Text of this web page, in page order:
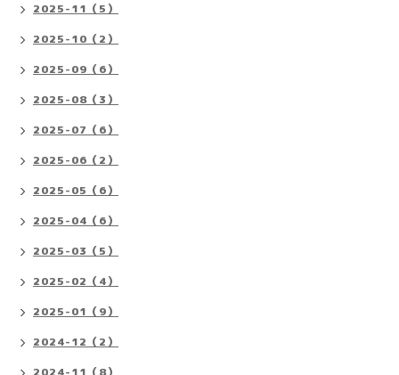
2025-11（5）
2025-10（2）
2025-09（6）
2025-08（3）
2025-07（6）
2025-06（2）
2025-05（6）
2025-04（6）
2025-03（5）
2025-02（4）
2025-01（9）
2024-12（2）
2024-11（8）